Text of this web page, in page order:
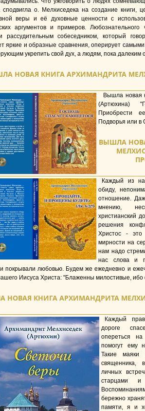
о. Мелхиседека на создание книги,
веры и её духовные ценности с
аргументов и примеров.
рассудительным собеседником, кoтopый
яркие и образные сравнения, оперирует
укрепить свой дух, а людям, пока далеким
НОВАЯ КНИГА АРХИМАНДРИТА
Вышла новая
(Артюхина)
Приобрести
Подворья или в
ВЫШЛА
Каждый из
обиду,
отношение.
мнению,
христианский
решения
Христос -
мирности на
нам надо
нас слова и
покрывали любовью. Будем же ежедневно и
Иисуса Христа: "Блаженны милостивые,
НОВАЯ КНИГА АРХИМАНДРИТА
Каждый
дороге
опереться
помогут ему
Такие маяки
священника,
личных
старцами
бережно
памяти, я и